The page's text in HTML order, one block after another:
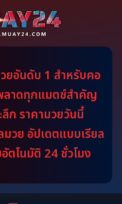
ยอันดับ 1 สำหรับคอ
ลาดทุกแมตช์สำคัญ
ลึก ราคามวยวันนี้
วย อัปเดตแบบเรียล
ตโนมัติ 24 ชั่วโมง